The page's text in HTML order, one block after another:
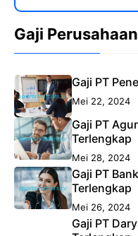
Gaji Perusahaan
Gaji PT
Mei 22, 2024
Gaji PT
Terlengkap
Mei 28, 2024
Gaji PT
Terlengkap
Mei 26, 2024
Gaji PT